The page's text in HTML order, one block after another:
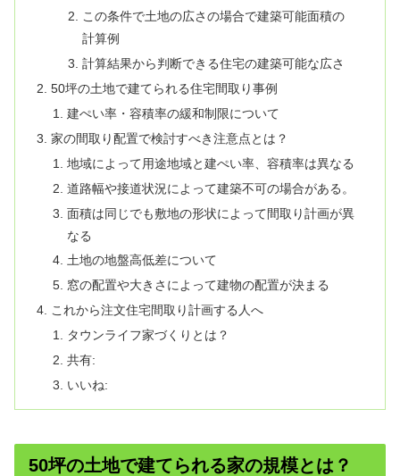
この条件で土地の広さの場合で建築可能面積の
計算例
計算結果から判断できる住宅の建築可能な広さ
50坪の土地で建てられる住宅間取り事例
建ぺい率・容積率の緩和制限について
家の間取り配置で検討すべき注意点とは？
地域によって用途地域と建ぺい率、容積率は異なる
道路幅や接道状況によって建築不可の場合がある。
面積は同じでも敷地の形状によって間取り計画が異
なる
土地の地盤高低差について
窓の配置や大きさによって建物の配置が決まる
これから注文住宅間取り計画する人へ
タウンライフ家づくりとは？
共有:
いいね:
50坪の土地で建てられる家の規模とは？